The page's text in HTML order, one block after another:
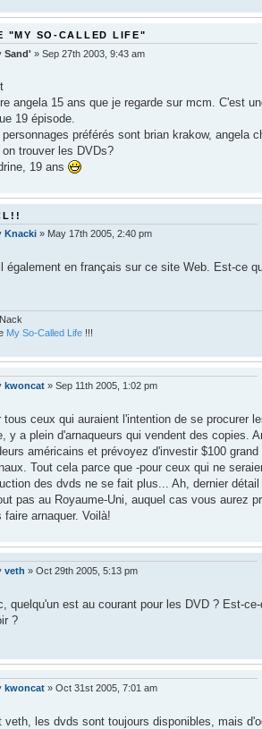
"MY SO-CALLED LIFE"
Sand' » Sep 27th 2003, 9:43 am
angela 15 ans que je regarde sur mcm. C'est
19 épisode.
personnages préférés sont brian krakow, angela
on trouver les DVDs?
19 ans
Knacki» May 17th 2005, 2:40 pm
également en français sur ce site Web. Est-ce
My So-Called Life!!!
kwoncat» Sep 11th 2005, 1:02 pm
tous ceux qui auraient l'intention de se procurer
y a plein d'arnaqueurs qui vendent des copies.
américains et prévoyez d'investir $100
Tout cela parce que -pour ceux qui ne
des dvds ne se fait plus... Ah, dernier
pas au Royaume-Uni, auquel cas vous aurez
faire arnaquer. Voilà!
veth » Oct 29th 2005, 5:13 pm
quelqu'un est au courant pour les DVD ? Est-
?
kwoncat» Oct 31st 2005, 7:01 am
veth, les dvds sont toujours disponibles, mais